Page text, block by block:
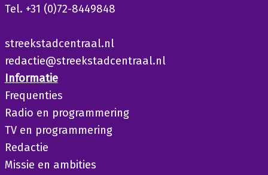
Tel. +31 (0)72-8449848
streekstadcentraal.nl
redactie@streekstadcentraal.nl
Informatie
Frequenties
Radio en programmering
TV en programmering
Redactie
Missie en ambities